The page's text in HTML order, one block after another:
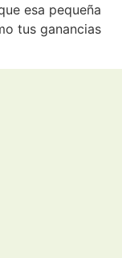
esa pequeña
tus ganancias